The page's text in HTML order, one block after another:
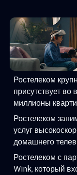
Ростелеком
присутствует во
миллионы
Ростелеком
услуг
домашнего
Ростелеком с
Wink, который